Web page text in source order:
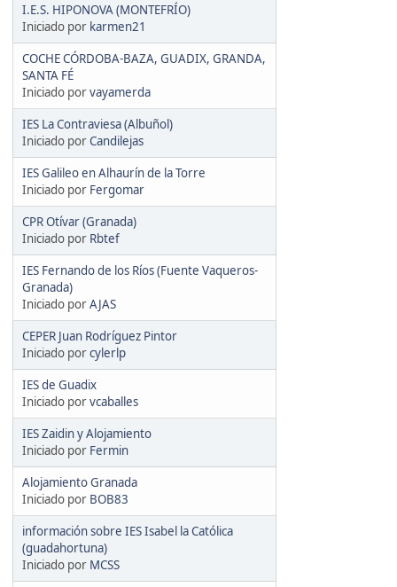
I.E.S. HIPONOVA (MONTEFRÍO)
Iniciado por karmen21
COCHE CÓRDOBA-BAZA, GUADIX, GRANDA,
SANTA FÉ
Iniciado porvayamerda
IES La Contraviesa (Albuñol)
Iniciado porCandilejas
IES Galileo en Alhaurín de la Torre
Iniciado por Fergomar
CPR Otívar (Granada)
Iniciado por Rbtef
IES Fernando de los Ríos (Fuente Vaqueros-
Granada)
Iniciado porAJAS
CEPER Juan Rodríguez Pintor
Iniciado porcylerlp
IES de Guadix
Iniciado porvcaballes
IES Zaidin y Alojamiento
Iniciado por Fermin
Alojamiento Granada
Iniciado por BOB83
información sobre IES Isabel la Católica
(guadahortuna)
Iniciado por MCSS